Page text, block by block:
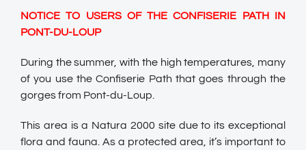
NOTICE TO USERS OF THE CONFISERIE PATH IN
PONT-DU-LOUP
During the summer, with the high temperatures, many
of you use the Confiserie Path that goes through the
gorges from Pont-du-Loup.
This area is a Natura 2000 site due to its exceptional
flora and fauna. As a protected area, it’s important to